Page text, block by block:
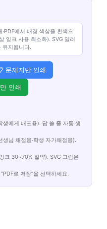
에서 배경 색상을 흰색으
잉크 사용 최소화). SVG 일러
유지됩니다.
문제지만 인쇄
인쇄
생에게 배포용). 답 쓸 줄 자동 생
생님 채점용·학생 자가채점용).
크 30~70% 절약). SVG 그림은
로 저장”을 선택하세요.